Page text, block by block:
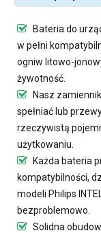
Bateria do
w pełni
ogniw litowo-
żywotność.
Nasz
spełniać lub
rzeczywistą
użytkowaniu.
Każda bateria
kompatybilności,
modeli Philips
bezproblemowo.
Solidna